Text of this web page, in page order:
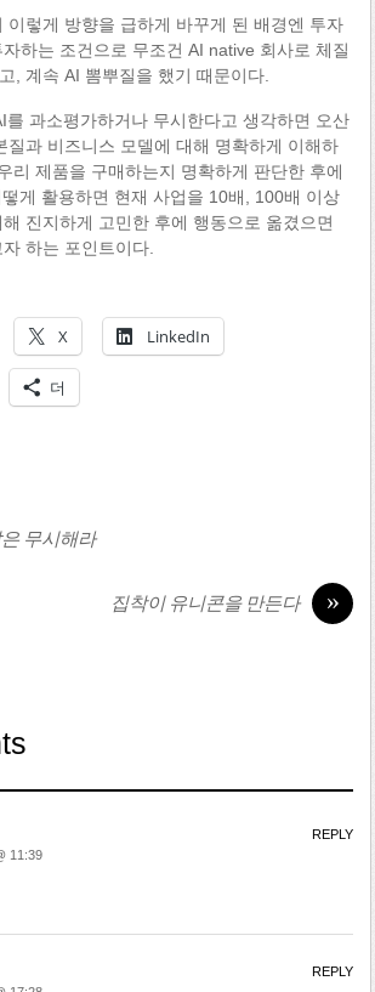
이렇게 방향을 급하게 바꾸게 된 배경엔 투자
하는 조건으로 무조건 AI native 회사로 체질
, 계속 AI 뽐뿌질을 했기 때문이다.
를 과소평가하거나 무시한다고 생각하면 오산
질과 비즈니스 모델에 대해 명확하게 이해하
리 제품을 구매하는지 명확하게 판단한 후에
게 활용하면 현재 사업을 10배, 100배 이상
진지하게 고민한 후에 행동으로 옮겼으면
하는 포인트이다.
X LinkedIn
더
무시해라
»
집착이 유니콘을 만든다
11:39
REPLY
REPLY